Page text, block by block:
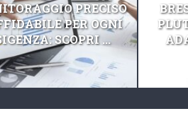
PRECISO
PER OGNI
SCOPRI ...